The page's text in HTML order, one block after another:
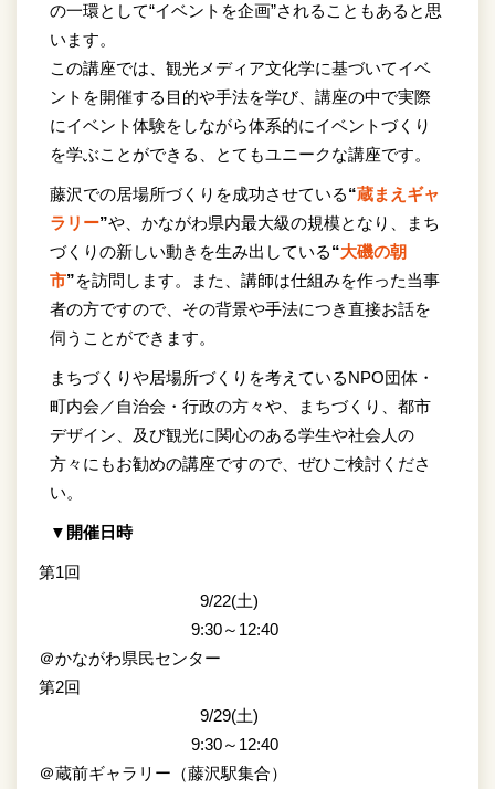
の一環として“イベントを企画”されることもあると思
います。
この講座では、観光メディア文化学に基づいてイベ
ントを開催する目的や手法を学び、講座の中で実際
にイベント体験をしながら体系的にイベントづくり
を学ぶことができる、とてもユニークな講座です。
藤沢での居場所づくりを成功させている“蔵まえギャ
ラリー”や、かながわ県内最大級の規模となり、まち
づくりの新しい動きを生み出している“大磯の朝
市”を訪問します。また、講師は仕組みを作った当事
者の方ですので、その背景や手法につき直接お話を
伺うことができます。
まちづくりや居場所づくりを考えているNPO団体・
町内会／自治会・行政の方々や、まちづくり、都市
デザイン、及び観光に関心のある学生や社会人の
方々にもお勧めの講座ですので、ぜひご検討くださ
い。
▼開催日時
第1回
9/22(土)
9:30～12:40
＠かながわ県民センター
第2回
9/29(土)
9:30～12:40
＠蔵前ギャラリー（藤沢駅集合）